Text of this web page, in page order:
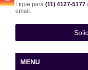
Ligue para(11) 4127-5177
email.
MENU